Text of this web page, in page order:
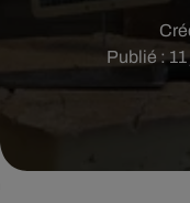
Publié :